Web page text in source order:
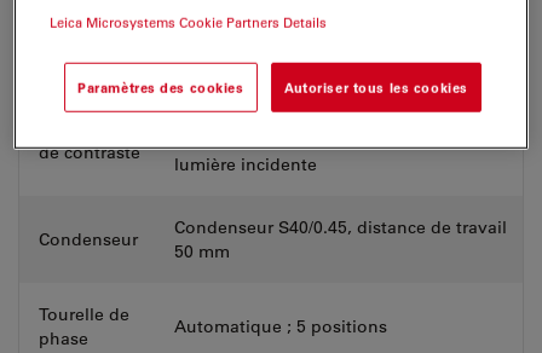
Source
nm ; G : 552/45 nm ; R : 635/20 nm), LED
de contraste
Lumière transmise (contraste de phase
lumière incidente
Condenseur
Condenseur S40/0.45, distance de travail
50 mm
Tourelle de
phase
Automatique ; 5 positions
Leica Microsystems Cookie Partners Details
Paramètres des cookies Autoriser tous les cookies